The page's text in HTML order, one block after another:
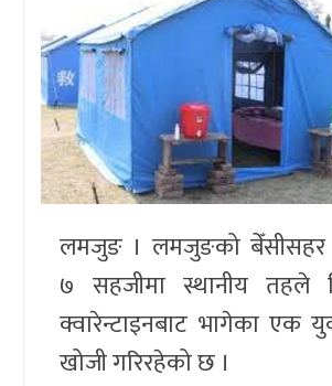
प्रवास/
विश्व
स्वास्थ्य/
रोचक
लमजुङ । लमजुङको बेँसीसहर
७ सहजीमा स्थानीय तहले
क्वारेन्टाइनबाट भागेका एक
खोजी गरिरहेको छ ।